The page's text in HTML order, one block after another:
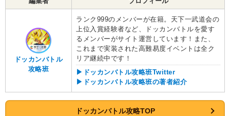
ドッカンバトル
攻略班
ランク999のメンバーが在籍。天下一武道会の
上位入賞経験者など、ドッカンバトルを愛す
るメンバーがサイト運営しています！また、
これまで実装された高難易度イベントは全ク
リア継続中です！
▶ドッカンバトル攻略班Twitter
▶ドッカンバトル攻略班の著者紹介
ドッカンバトル攻略TOP